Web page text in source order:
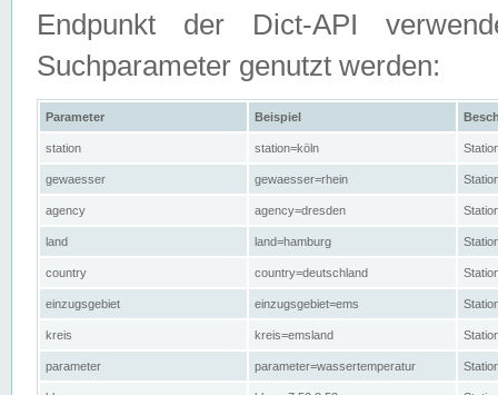
Endpunkt der Dict-API
Suchparameter genutzt werden:
Parameter Beispiel
station station=köln
gewaesser gewaesser=rhein
agency agency=dresden
land land=hamburg
country country=deutschland
einzugsgebiet einzugsgebiet=ems
kreis kreis=emsland
parameter parameter=wassertemperatur